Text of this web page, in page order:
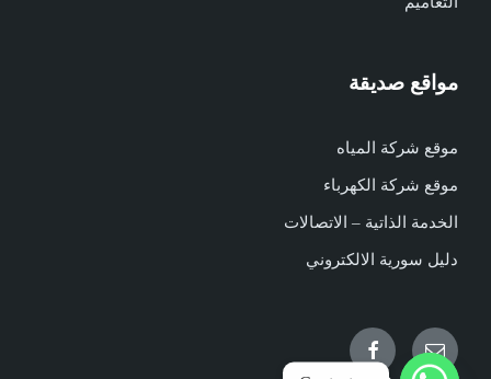
مواقع صديقة
موقع شركة المياه
موقع شركة الكهرباء
الخدمة الذاتية – الاتصالات
دليل سورية الالكتروني
Email
Facebook